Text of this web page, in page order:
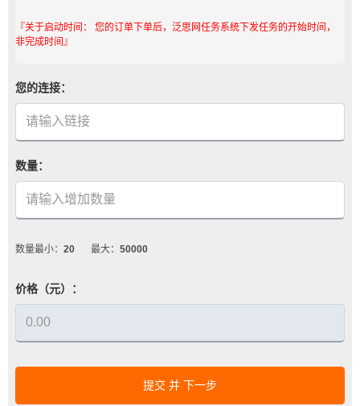
『关于启动时间： 您的订单下单后，泛思网任务系统下发任务的开始时间，
非完成时间』
您的连接：
数量：
数量最小： 20 最大： 50000
价格（元）：
提交 并 下一步